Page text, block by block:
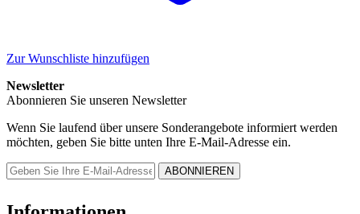
Zur Wunschliste hinzufügen
Newsletter
Abonnieren Sie unseren Newsletter
Wenn Sie laufend über unsere Sonderangebote informiert werden
möchten, geben Sie bitte unten Ihre E-Mail-Adresse ein.